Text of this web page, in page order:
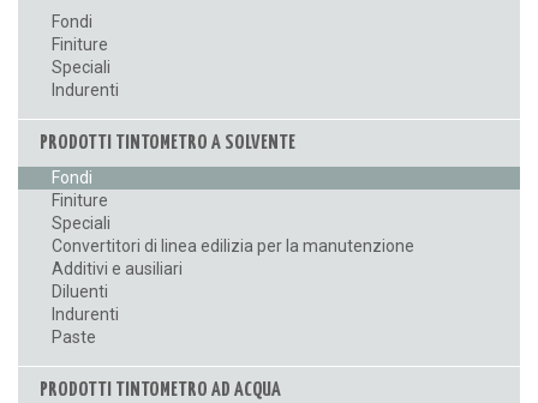
Fondi
Finiture
Speciali
Indurenti
PRODOTTI TINTOMETRO A SOLVENTE
Fondi
Finiture
Speciali
Convertitori di linea edilizia per la manutenzione
Additivi e ausiliari
Diluenti
Indurenti
Paste
PRODOTTI TINTOMETRO AD ACQUA